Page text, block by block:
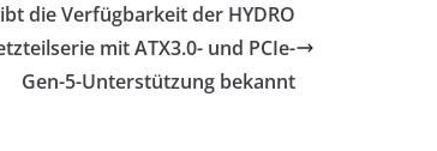
die Verfügbarkeit der HYDRO
mit ATX3.0- und PCIe-
Gen-5-Unterstützung bekannt